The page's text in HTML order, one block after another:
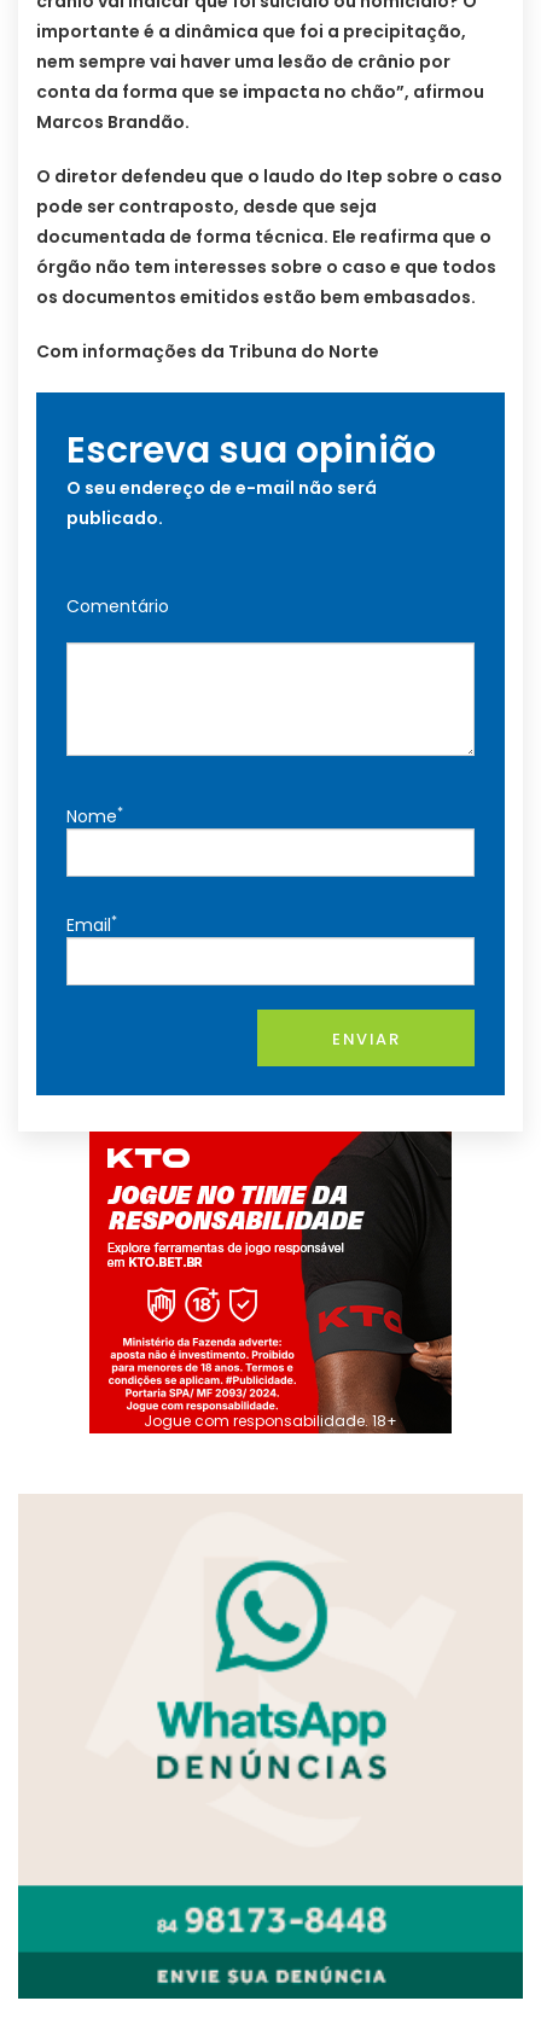
importante é a dinâmica que foi a precipitação,
nem sempre vai haver uma lesão de crânio por
conta da forma que se impacta no chão”, afirmou
Marcos Brandão.
O diretor defendeu que o laudo do Itep sobre o caso
pode ser contraposto, desde que seja
documentada de forma técnica. Ele reafirma que o
órgão não tem interesses sobre o caso e que todos
os documentos emitidos estão bem embasados.
Com informações da Tribuna do Norte
Escreva sua opinião
O seu endereço de e-mail não será
publicado.
Comentário
Nome*
Email*
ENVIAR
Jogue com responsabilidade. 18+